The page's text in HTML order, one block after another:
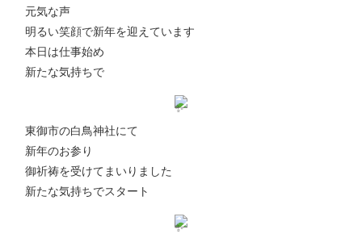
元気な声
明るい笑顔で新年を迎えています
本日は仕事始め
新たな気持ちで
東御市の白鳥神社にて
新年のお参り
御祈祷を受けてまいりました
新たな気持ちでスタート